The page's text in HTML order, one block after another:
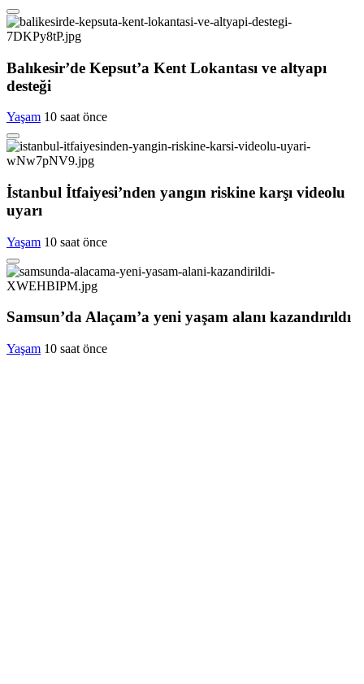
Balıkesir’de Kepsut’a Kent Lokantası ve altyapı
desteği
Yaşam 10 saat önce
İstanbul İtfaiyesi’nden yangın riskine karşı videolu
uyarı
Yaşam 10 saat önce
Samsun’da Alaçam’a yeni yaşam alanı kazandırıldı
Yaşam 10 saat önce